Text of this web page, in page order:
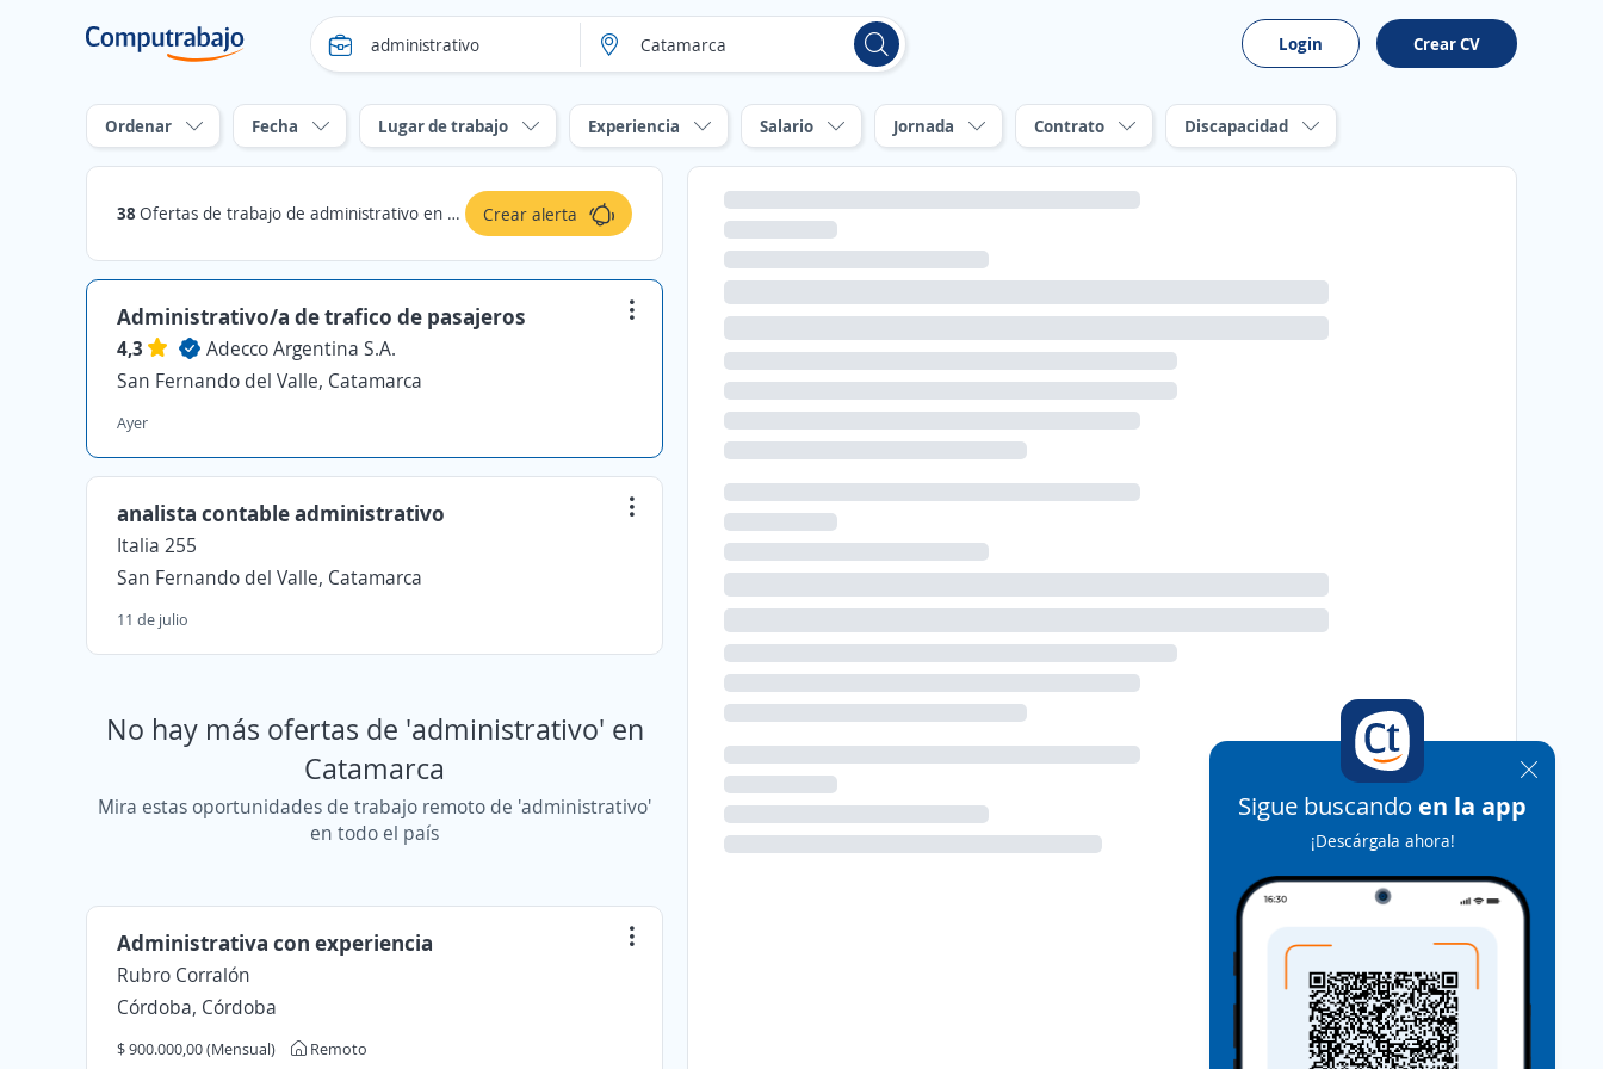
Login Crear CV
Ordenar Fecha Lugar de trabajo Experiencia Salario Jornada Contrato Discapacidad
38 Ofertas de trabajo de administrativo en Catamarca Crear alerta
Administrativo/a de trafico de pasajeros
4,3
Adecco Argentina S.A.
San Fernando del Valle, Catamarca
Ayer
analista contable administrativo
Italia 255
San Fernando del Valle, Catamarca
11 de julio
No hay más ofertas de 'administrativo' en
Catamarca
Mira estas oportunidades de trabajo remoto de 'administrativo'
en todo el país
Administrativa con experiencia
Rubro Corralón
Córdoba, Córdoba
$ 900.000,00 (Mensual) Remoto
Sigue buscando en la app
¡Descárgala ahora!